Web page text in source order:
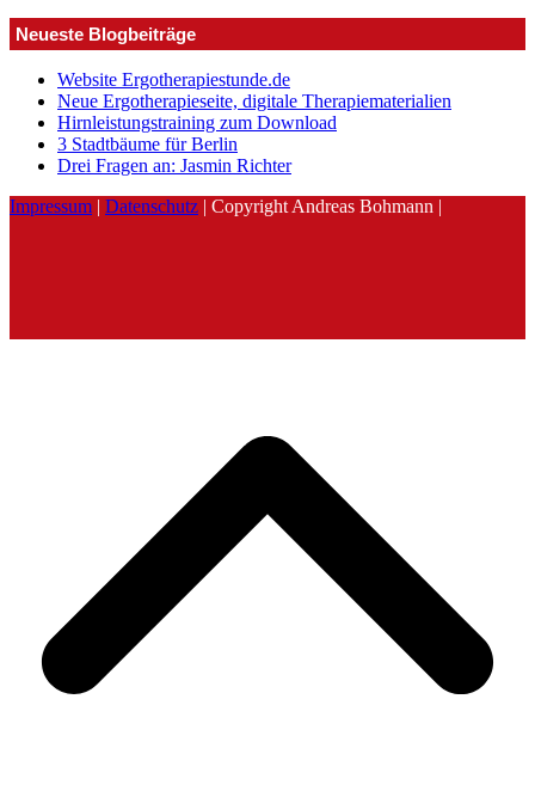
Neueste Blogbeiträge
Website Ergotherapiestunde.de
Neue Ergotherapieseite, digitale Therapiematerialien
Hirnleistungstraining zum Download
3 Stadtbäume für Berlin
Drei Fragen an: Jasmin Richter
Impressum | Datenschutz | Copyright Andreas Bohmann |